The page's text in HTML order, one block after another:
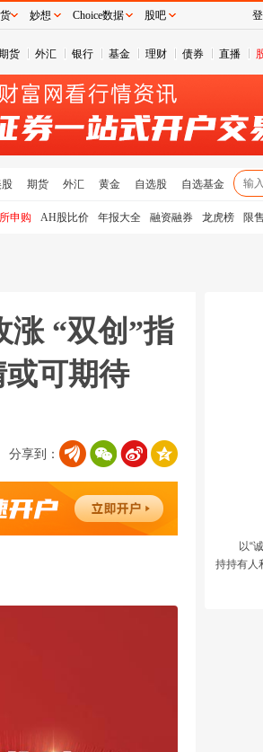
货 外汇 银行 基金 理财 债券 直播
期货 外汇 黄金 自选股 自选基金
申购 AH股比价 年报大全 融资融券 龙虎榜 限
涨 “双创”指
可期待
分享到：
以“
持持有人
妙想 Choice数据 股吧